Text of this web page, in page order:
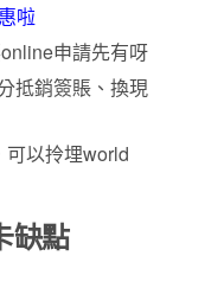
啦
申請先有呀
抵銷簽賬、換現
以拎埋world
缺點